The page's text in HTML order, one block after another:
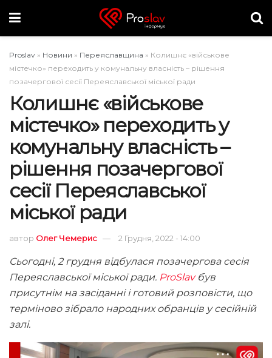
Proslav » Новини » Переяславщина » Колишнє «військове
містечко» переходить у комунальну власність – рішення
позачергової сесії Переяславської міської ради
Колишнє «військове
містечко» переходить у
комунальну власність –
рішення позачергової
сесії Переяславської
міської ради
автор Олег Чемерис 2 Грудня, 2022 - 14:00
Сьогодні, 2 грудня відбулася позачергова сесія
Переяславської міської ради. ProSlavбув
присутнім на засіданні і готовий розповісти, що
терміново зібрало народних обранців у сесійній
залі.